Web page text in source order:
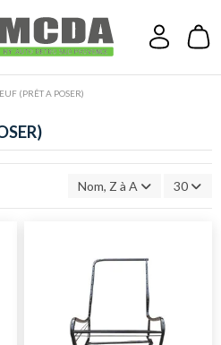
(PRÊT A POSER)
Nom, Z à A 30